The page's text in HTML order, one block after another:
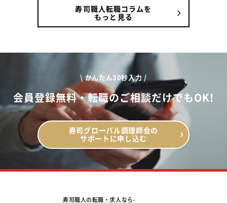
寿司職人転職コラムを
もっと見る
\ かんたん30秒入力 /
会員登録無料・転職のご相談だけでもOK!
寿司グローバル調理師会の
サポートに申し込む
寿司職人の転職・求人なら-